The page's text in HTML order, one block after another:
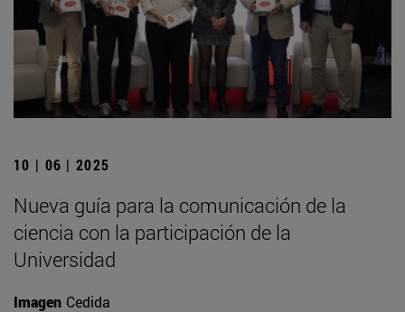
10 | 06 | 2025
Nueva guía para la comunicación de la
ciencia con la participación de la
Universidad
Imagen Cedida